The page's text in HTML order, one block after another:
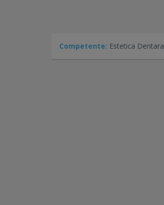
Competente: Estetica Dentara